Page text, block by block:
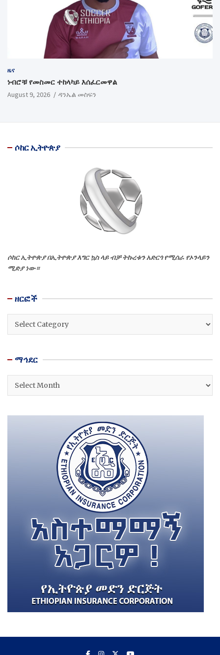
ዜና
ነብሮቹ የመስመር ተከላካይ እሰፈርመዋል
August 9, 2026 ዳንኤል መስፍን
ሶከር ኢትዮጵያ
ሶከር ኢትዮጵያ በኢትዮጵያ እግር ኳስ ላይ ብቻ ትኩረቱን አድርጎ የሚሰራ የኦንላይን
ሚድያ ነው።
ዘርፎች
ዘርፎች
ማኅደር
ማኅደር